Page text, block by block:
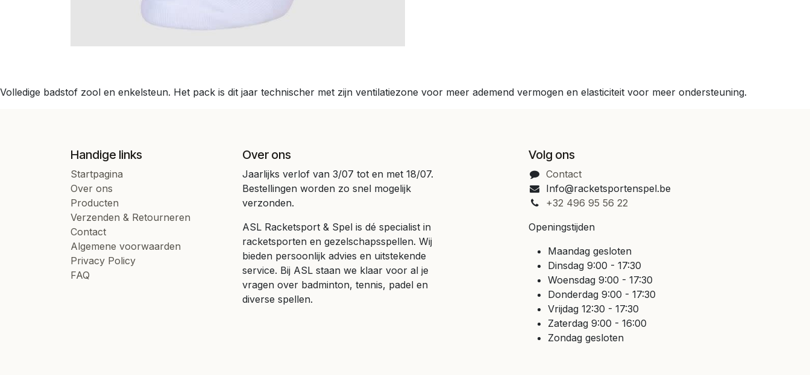
Volledige badstof zool en enkelsteun. Het pack is dit jaar technischer met zijn ventilatiezone voor meer ademend vermogen en elasticiteit voor meer ondersteuning.
Handige links
Startpagina
Over ons
Producten
Verzenden & Retourneren
Contact
Algemene voorwaarden
Privacy Policy
FAQ
Over ons
Jaarlijks verlof van 3/07 tot en met 18/07.
Bestellingen worden zo snel mogelijk
verzonden.
ASL Racketsport & Spel is dé specialist in
racketsporten en gezelschapsspellen. Wij
bieden persoonlijk advies en uitstekende
service. Bij ASL staan we klaar voor al je
vragen over badminton, tennis, padel en
diverse spellen.
Volg ons
Contact
Info@racketsportenspel.be
+32 496 95 56 22
Openingstijden
Maandag gesloten
Dinsdag 9:00 - 17:30
Woensdag 9:00 - 17:30
Donderdag 9:00 - 17:30
Vrijdag 12:30 - 17:30
Zaterdag 9:00 - 16:00
Zondag gesloten